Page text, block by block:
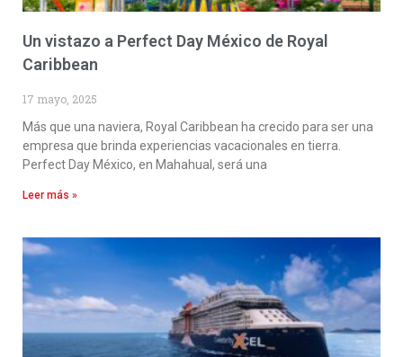
Un vistazo a Perfect Day México de Royal
Caribbean
17 mayo, 2025
Más que una naviera, Royal Caribbean ha crecido para ser una
empresa que brinda experiencias vacacionales en tierra.
Perfect Day México, en Mahahual, será una
Leer más »